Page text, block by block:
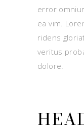
error
ea vim.
ridens
veritus
dolore.